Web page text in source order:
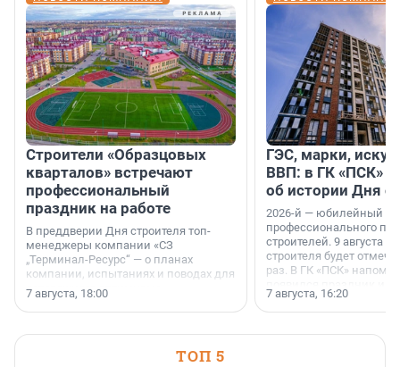
Строители «Образцовых
кварталов» встречают
профессиональный
праздник на работе
В преддверии Дня строителя топ-
менеджеры компании «СЗ
„Терминал-Ресурс“ — о планах
компании, испытаниях и поводах для
осторожного оптимизма.
7 августа, 18:00
ГЭС, марки,
ВВП: в ГК «ПСК»
об истории Дня
2026-й — юбилейный
профессионального
строителей. 9 августа
строителя будет
раз. В ГК «ПСК»
поменялась роль
7 августа, 16:20
ТОП 5